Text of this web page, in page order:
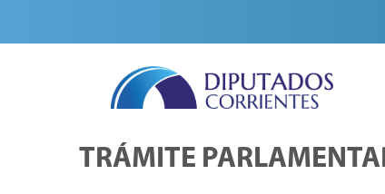
TRÁMITE